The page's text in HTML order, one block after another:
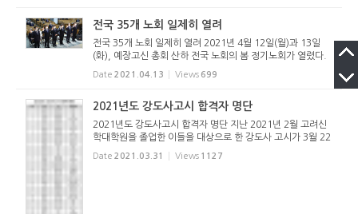
전국 35개 노회 일제히 열려
전국 35개 노회 일제히 열려 2021년 4월 12일(월)과 13일
(화), 예장고신 총회 산하 전국 노회의 봄 정기노회가 열렸다.
대부분의 노회는 12일에 개최했으며, 일부 노회는 13일에 개
최했다. 계속되는 코로나 19로 인해서 식사시간을 포함하지
Date 2021.04.13 Views 699
2021년도 강도사고시 합격자 명단
2021년도 강도사고시 합격자 명단 지난 2021년 2월 고려신
학대학원을 졸업한 이들을 대상으로 한 강도사 고시가 3월 22
일(월)~23일(화) 양일간 열렸다. 아래는 강도사 고시에 합격
한 대상자다. 이들은 4월 봄노회 때 각 소속노회에서 강도사
Date 2021.03.31 Views 1127